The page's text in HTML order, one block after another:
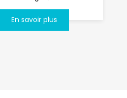
En savoir plus